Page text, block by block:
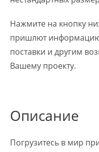
Нажмите на кнопку
пришлют информацию
поставки и другим
Вашему проекту.
Описание
Погрузитесь в мир